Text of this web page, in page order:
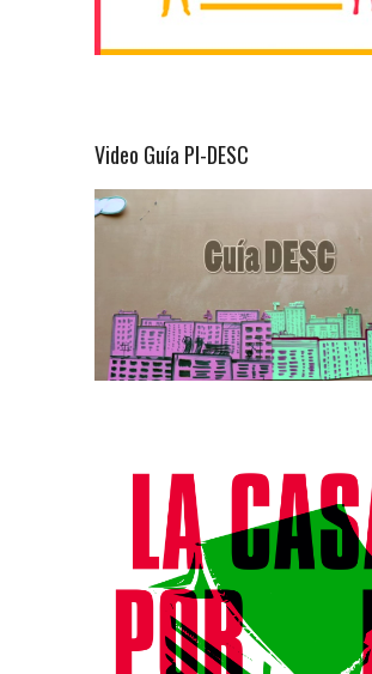
Video Guía PI-DESC